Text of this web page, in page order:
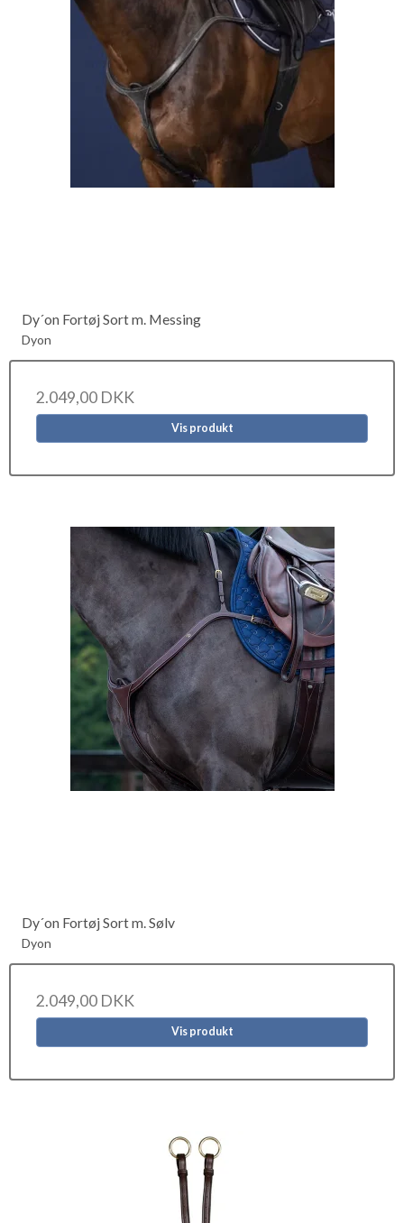
Dy´on Fortøj Sort m. Messing
Dyon
2.049,00 DKK
Vis produkt
Dy´on Fortøj Sort m. Sølv
Dyon
2.049,00 DKK
Vis produkt